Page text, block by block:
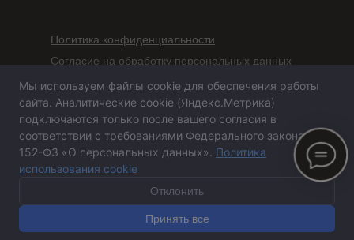
Согласие на обработку персональных данных
Политика конфиденциальности
Сайт не является публичной офертой,
определяемой положениями статьи 437 ГК РФ
Мы используем файлы cookie для обеспечения работы
сайта. Аналитические cookie (Яндекс.Метрика)
подключаются только после вашего согласия в
соответствии с требованиями Федерального закона №
152-ФЗ «О персональных данных». Политика
использования cookie
Отклонить
Принять все